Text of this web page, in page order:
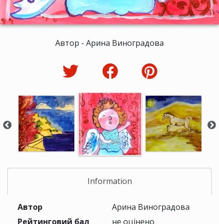
Автор - Арина Виноградова
Information
Автор
Арина Виноградова
Рейтинговий бал
не оцінено